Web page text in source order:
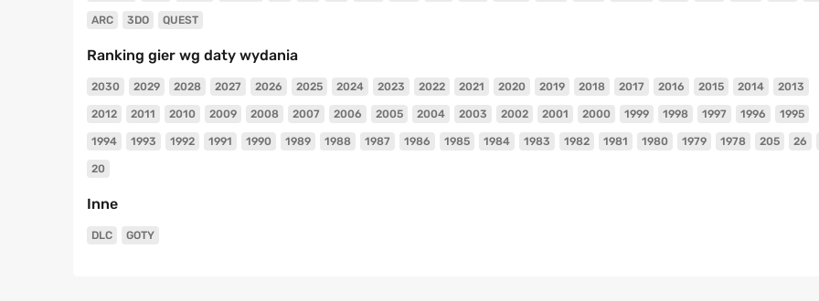
ARC 3DO QUEST
Ranking gier wg daty wydania
2030 2029 2028 2027 2026 2025 2024 2023 2022 2021 2020 2019 2018 2017 2016 2015 2014 2013
2012 2011 2010 2009 2008 2007 2006 2005 2004 2003 2002 2001 2000 1999 1998 1997 1996 1995
1994 1993 1992 1991 1990 1989 1988 1987 1986 1985 1984 1983 1982 1981 1980 1979 1978 205 26
20
Inne
DLC GOTY